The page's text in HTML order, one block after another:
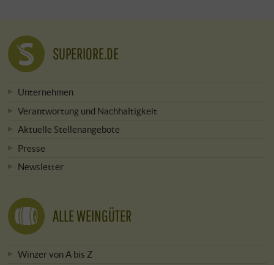
SUPERIORE.DE
Unternehmen
Verantwortung und Nachhaltigkeit
Aktuelle Stellenangebote
Presse
Newsletter
ALLE WEINGÜTER
Winzer von A bis Z